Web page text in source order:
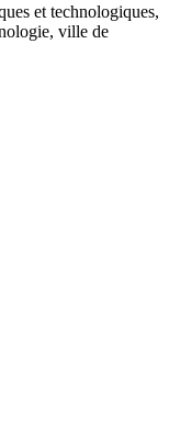
et technologiques,
ville de